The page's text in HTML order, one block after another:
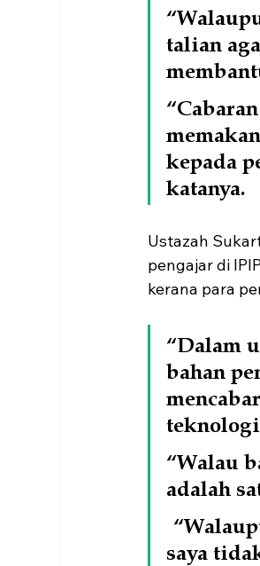
talian
kepada
katanya.
Ustazah
pengajar di
kerana para
“Dalam
bahan
“Walau
adalah
saya